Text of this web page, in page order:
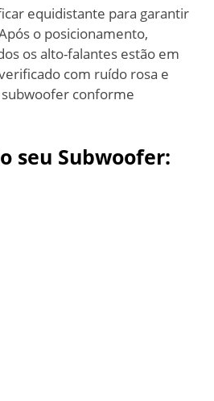
equidistante para garantir
o posicionamento,
os alto-falantes estão em
com ruído rosa e
conforme
seu Subwoofer: